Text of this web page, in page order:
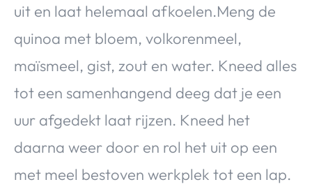
uit en laat helemaal afkoelen.Meng de
quinoa met bloem, volkorenmeel,
maïsmeel, gist, zout en water. Kneed alles
tot een samenhangend deeg dat je een
uur afgedekt laat rijzen. Kneed het
daarna weer door en rol het uit op een
met meel bestoven werkplek tot een lap.